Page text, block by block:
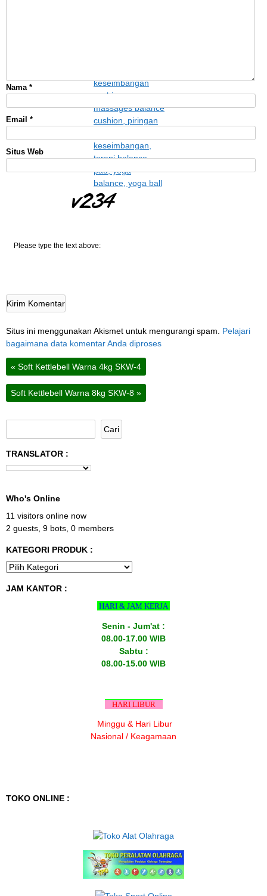
Nama *
Email *
Situs Web
IHVw
Please type the text above:
Situs ini menggunakan Akismet untuk mengurangi spam. Pelajari
bagaimana data komentar Anda diproses
« Soft Kettlebell Warna 4kg SKW-4
Soft Kettlebell Warna 8kg SKW-8 »
TRANSLATOR :
Who's Online
11 visitors online now
2 guests, 9 bots, 0 members
KATEGORI PRODUK :
JAM KANTOR :
HARI & JAM KERJA
Senin - Jum'at :
08.00-17.00 WIB
Sabtu :
08.00-15.00 WIB
HARI LIBUR
Minggu & Hari Libur
Nasional / Keagamaan
TOKO ONLINE :